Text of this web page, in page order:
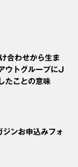
合わせから生ま
ウトグループにJ
ことの意味
ンお申込みフォ